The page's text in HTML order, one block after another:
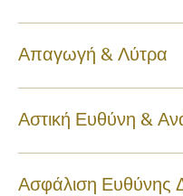
Απαγωγή & Λύτρα
Αστική Ευθύνη &
Ασφάλιση Ευθύνης